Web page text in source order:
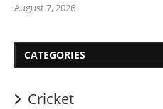
August 7, 2026
CATEGORIES
Cricket